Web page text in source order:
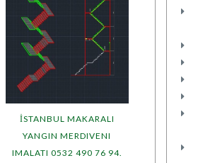
İSTANBUL MAKARALI
YANGIN MERDIVENI
IMALATI 0532 490 76 94.